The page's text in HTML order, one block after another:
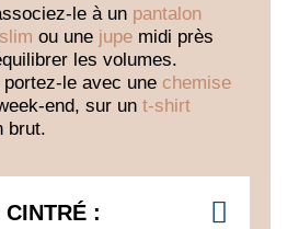
le à un pantalon
ou une jupe midi près
les volumes.
le avec une chemise
end, sur un t-shirt
brut.
: